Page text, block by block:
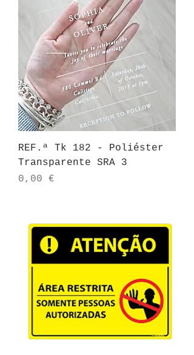
REF.ª Tk 182 - Poliéster
Transparente SRA 3
Preço
0,00 €